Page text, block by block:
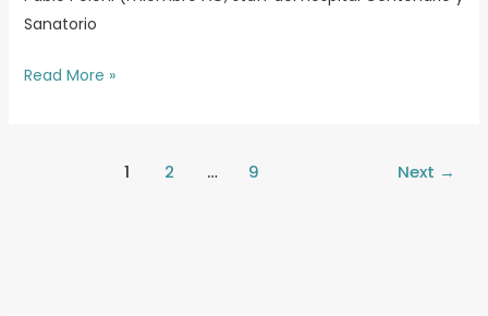
Sanatorio
Read More »
1 2 … 9 Next →